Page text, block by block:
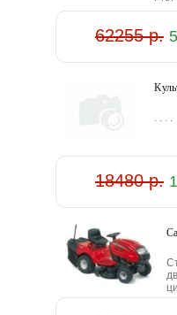
62255 р.
. . . .
18480 р.